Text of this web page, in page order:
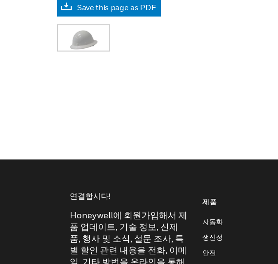
Save this page as PDF
연결합시다!
Honeywell에 회원가입해서 제
품 업데이트, 기술 정보, 신제
품, 행사 및 소식, 설문 조사, 특
별 할인 관련 내용을 전화, 이메
일, 기타 방법을 온라인을 통해
제품
자동화
생산성
안전